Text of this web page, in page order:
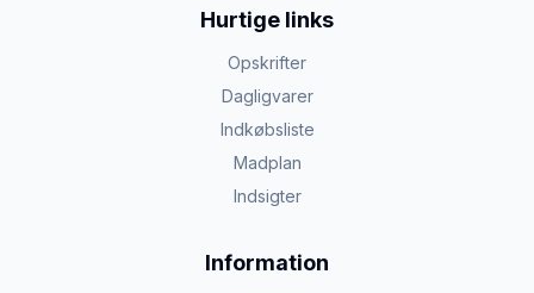
Hurtige links
Opskrifter
Dagligvarer
Indkøbsliste
Madplan
Indsigter
Information